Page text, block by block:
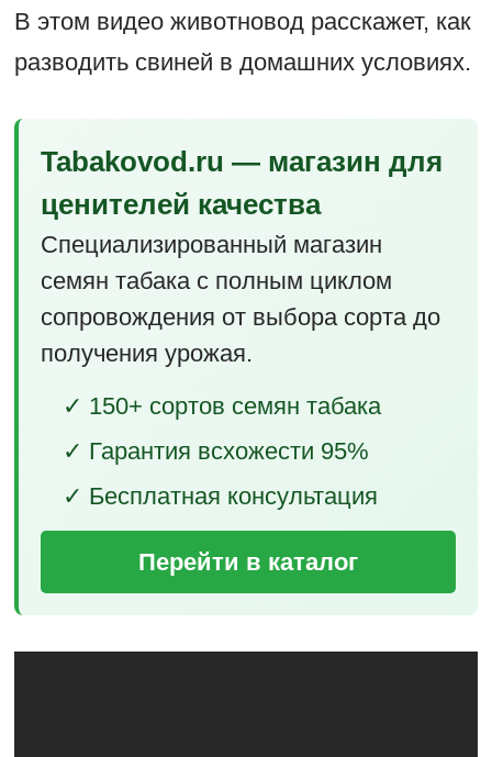
В этом видео животновод расскажет, как
разводить свиней в домашних условиях.
Tabakovod.ru — магазин для
ценителей качества
Специализированный магазин
семян табака с полным циклом
сопровождения от выбора сорта до
получения урожая.
✓ 150+ сортов семян табака
✓ Гарантия всхожести 95%
✓ Бесплатная консультация
Перейти в каталог